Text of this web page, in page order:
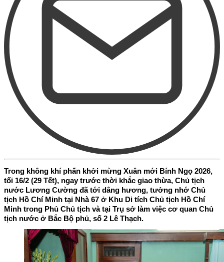
Trong không khí phấn khởi mừng Xuân mới Bính Ngọ 2026,
tối 16/2 (29 Tết), ngay trước thời khắc giao thừa, Chủ tịch
nước Lương Cường đã tới dâng hương, tưởng nhớ Chủ
tịch Hồ Chí Minh tại Nhà 67 ở Khu Di tích Chủ tịch Hồ Chí
Minh trong Phủ Chủ tịch và tại Trụ sở làm việc cơ quan Chủ
tịch nước ở Bắc Bộ phủ, số 2 Lê Thạch.